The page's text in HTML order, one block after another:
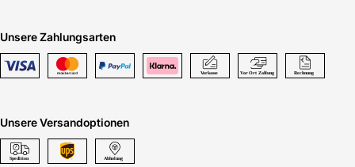
Unsere Zahlungsarten
Unsere Versandoptionen